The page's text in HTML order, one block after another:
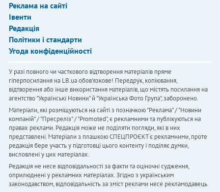
Реклама на сайті
Івенти
Редакція
Політики і стандарти
Угода конфіденційності
У разі повного чи часткового відтворення матеріалів пряме
гіперпосилання на LB.ua обов'язкове! Передрук, копіювання,
відтворення або інше використання матеріалів, що містять посилання на
агентство "Українськi Новини" й "Українська Фото Група", заборонено.
Матеріали, які розміщуються на сайті з позначкою "Реклама" / "Новини
компаній" / "Пресреліз" / "Promoted", є рекламними та публікуються на
правах реклами. Редакція може не поділяти погляди, які в них
представлені. Матеріали з плашкою СПЕЦПРОЄКТ є рекламними, проте
редакція бере участь у підготовці цього контенту і поділяє думки,
висловлені у цих матеріалах.
Редакція не несе відповідальності за факти та оціночні судження,
оприлюднені у рекламних матеріалах. Згідно з українським
законодавством, відповідальність за зміст реклами несе рекламодавець.